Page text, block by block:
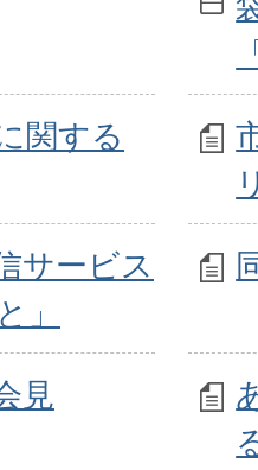
関する
サービス
」
見